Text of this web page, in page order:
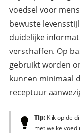
voedsel voor
bewuste
duidelijke
verschaffen. Op
gebruikt worden
kunnen minimaal
receptuur
Tip:Klik op de
met welke